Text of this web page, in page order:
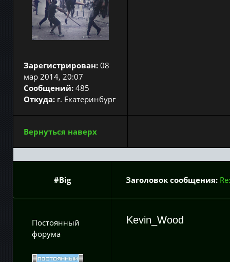
Зарегистрирован: 08
мар 2014, 20:07
Сообщений: 485
Откуда: г. Екатеринбург
Вернуться наверх
#Big Заголовок сообщения:
Постоянный
форума
Kevin_Wood